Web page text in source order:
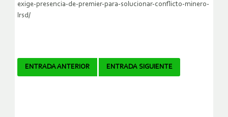
exige-presencia-de-premier-para-solucionar-conflicto-minero-
lrsd/
Navegador
ENTRADA ANTERIOR ENTRADA SIGUIENTE